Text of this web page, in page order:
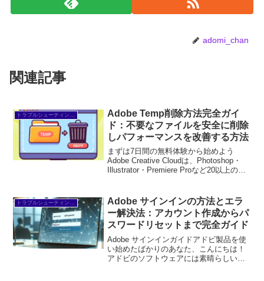
adomi_chan
関連記事
トラブルシューティング/FAQ
Adobe Temp削除方法完全ガイ
ド：不要なファイルを安全に削除
しパフォーマンスを改善する方法
まずは7日間の無料体験から始めよう
Adobe Creative Cloudは、Photoshop・
Illustrator・Premiere Proなど20以上のア
→※...
トラブルシューティング/FAQ
Adobe サインインの方法とエラ
ー解決法：アカウント作成からパ
スワードリセットまで完全ガイド
Adobe サインインガイドアドビ製品を使
い始めたばかりのあなた、こんにちは！
アドビのソフトウェアには素晴らしい機